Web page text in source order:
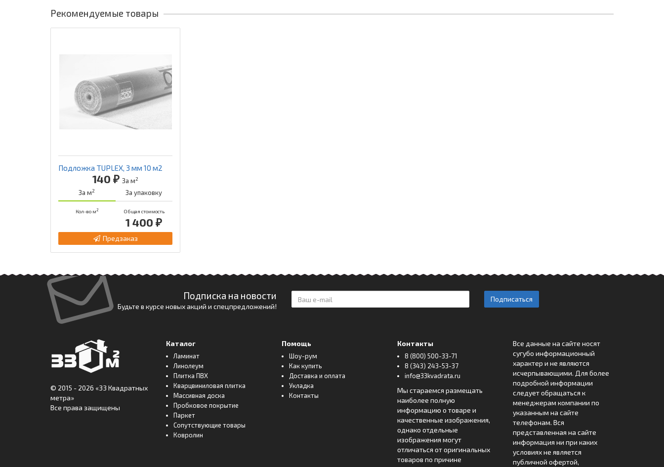
Рекомендуемые товары
Подложка TUPLEX, 3 мм 10 м2
140 ₽ За м2
За м2 За упаковку
Кол-во м2 Общая стоимость
1 400 ₽
Предзаказ
Подписка на новости
Будьте в курсе новых акций и спецпредложений!
Подписаться
© 2015 - 2026 «33 Квадратных
метра»
Все права защищены
Каталог
Ламинат
Линолеум
Плитка ПВХ
Кварцвиниловая плитка
Массивная доска
Пробковое покрытие
Паркет
Сопутствующие товары
Ковролин
Помощь
Шоу-рум
Как купить
Доставка и оплата
Укладка
Контакты
Контакты
8 (800) 500-33-71
8 (343) 243-53-37
info@33kvadrata.ru
Мы стараемся размещать
наиболее полную
информацию о товаре и
качественные изображения,
однако отдельные
изображения могут
отличаться от оригинальных
товаров по причине
Все данные на сайте носят
сугубо информационный
характер и не являются
исчерпывающими. Для более
подробной информации
следует обращаться к
менеджерам компании по
указанным на сайте
телефонам. Вся
представленная на сайте
информация ни при каких
условиях не является
публичной офертой,